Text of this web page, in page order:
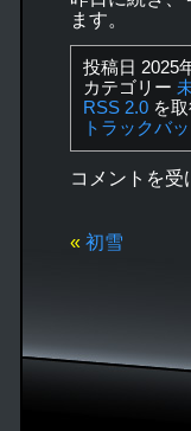
ます。
投稿日 2025
カテゴリー
RSS 2.0 を
トラックバ
コメントを
« 初雪